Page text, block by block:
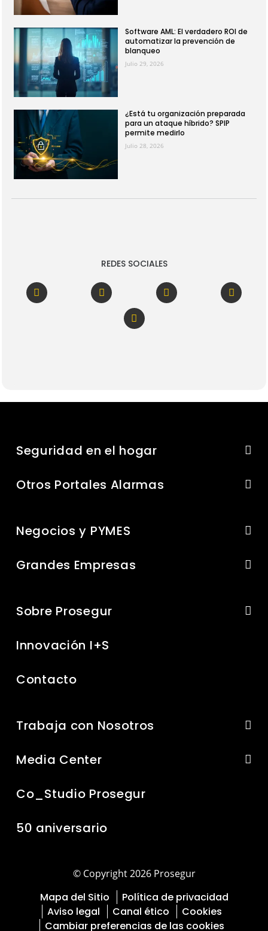
Software AML: El verdadero ROI de
automatizar la prevención de
blanqueo
Julio 29, 2026
¿Está tu organización preparada
para un ataque híbrido? SPIP
permite medirlo
Julio 28, 2026
REDES SOCIALES
Seguridad en el hogar
Otros Portales Alarmas
Negocios y PYMES
Grandes Empresas
Sobre Prosegur
Innovación I+S
Contacto
Trabaja con Nosotros
Media Center
Co_Studio Prosegur
50 aniversario
© Copyright 2026 Prosegur
Mapa del Sitio
Política de privacidad
Aviso legal
Canal ético
Cookies
Cambiar preferencias de las cookies